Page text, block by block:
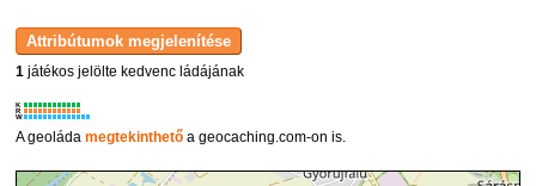
1 játékos jelölte kedvenc ládájának
K
R
W
A geoládamegtekinthető a geocaching.com-on is.